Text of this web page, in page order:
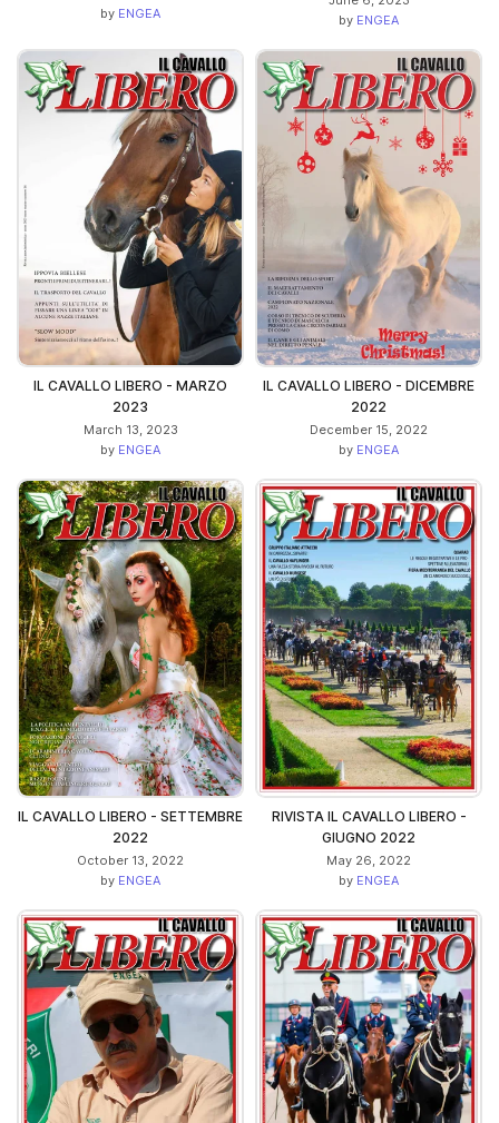
by ENGEA
by ENGEA
IL CAVALLO LIBERO - MARZO
2023
March 13, 2023
by ENGEA
IL CAVALLO LIBERO - DICEMBRE
2022
December 15, 2022
by ENGEA
IL CAVALLO LIBERO - SETTEMBRE
2022
October 13, 2022
by ENGEA
RIVISTA IL CAVALLO LIBERO -
GIUGNO 2022
May 26, 2022
by ENGEA